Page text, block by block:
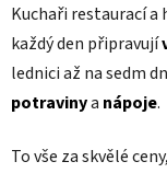
Kuchaři restaurací a
každý den připravují
lednici až na sedm
potravinya nápoje.
To vše za skvělé